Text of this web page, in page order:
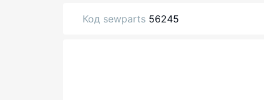
Код sewparts 56245